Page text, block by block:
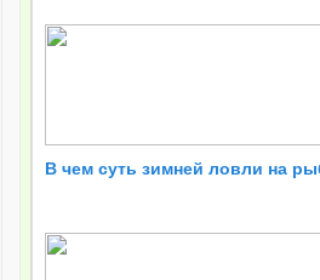
В чем суть зимней ловли на